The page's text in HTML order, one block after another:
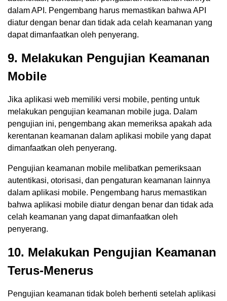
dalam API. Pengembang harus memastikan bahwa API
diatur dengan benar dan tidak ada celah keamanan yang
dapat dimanfaatkan oleh penyerang.
9. Melakukan Pengujian Keamanan
Mobile
Jika aplikasi web memiliki versi mobile, penting untuk
melakukan pengujian keamanan mobile juga. Dalam
pengujian ini, pengembang akan memeriksa apakah ada
kerentanan keamanan dalam aplikasi mobile yang dapat
dimanfaatkan oleh penyerang.
Pengujian keamanan mobile melibatkan pemeriksaan
autentikasi, otorisasi, dan pengaturan keamanan lainnya
dalam aplikasi mobile. Pengembang harus memastikan
bahwa aplikasi mobile diatur dengan benar dan tidak ada
celah keamanan yang dapat dimanfaatkan oleh
penyerang.
10. Melakukan Pengujian Keamanan
Terus-Menerus
Pengujian keamanan tidak boleh berhenti setelah aplikasi